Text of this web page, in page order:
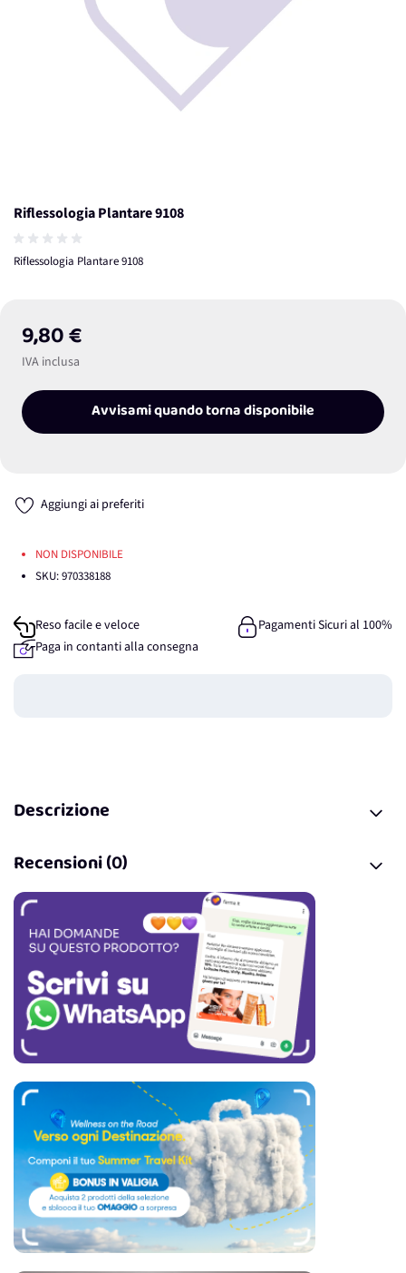
Riflessologia Plantare 9108
Riflessologia Plantare 9108
9,80 €
IVA inclusa
Avvisami quando torna disponibile
Aggiungi ai preferiti
NON DISPONIBILE
SKU:970338188
Reso facile e veloce
Pagamenti Sicuri al 100%
Paga in contanti alla consegna
Descrizione
Recensioni (0)